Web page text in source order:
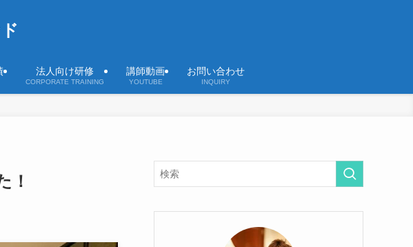
法人向け研修
CORPORATE TRAINING
講師動画
YOUTUBE
お問い合わせ
INQUIRY
！